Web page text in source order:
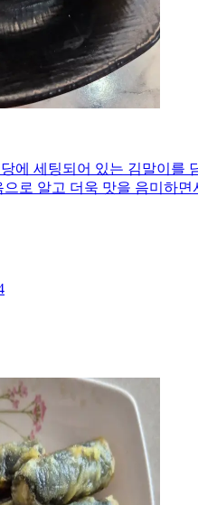
에 세팅되어 있는 김말이를
으로 알고 더욱 맛을 음미하면